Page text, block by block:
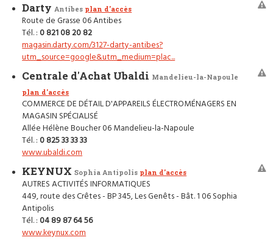
DartyAntibes plan d'accès
Route de Grasse 06 Antibes
Tél. : 0 821 08 20 82
magasin.darty.com/3127-darty-antibes?
utm_source=google&utm_medium=plac...
Centrale d'Achat Ubaldi Mandelieu-la-Napoule
plan d'accès
COMMERCE DE DÉTAIL D'APPAREILS ÉLECTROMÉNAGERS EN
MAGASIN SPÉCIALISÉ
Allée Hélène Boucher 06 Mandelieu-la-Napoule
Tél. : 0 825 33 33 33
www.ubaldi.com
KEYNUXSophia Antipolis plan d'accès
AUTRES ACTIVITÉS INFORMATIQUES
449, route des Crêtes - BP 345, Les Genêts - Bât. 1 06 Sophia
Antipolis
Tél. : 04 89 87 64 56
www.keynux.com